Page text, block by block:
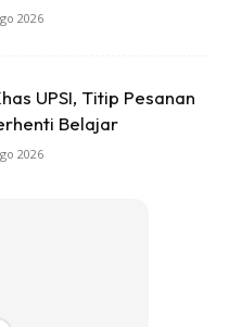
2026
UPSI, Titip Pesanan
Belajar
2026